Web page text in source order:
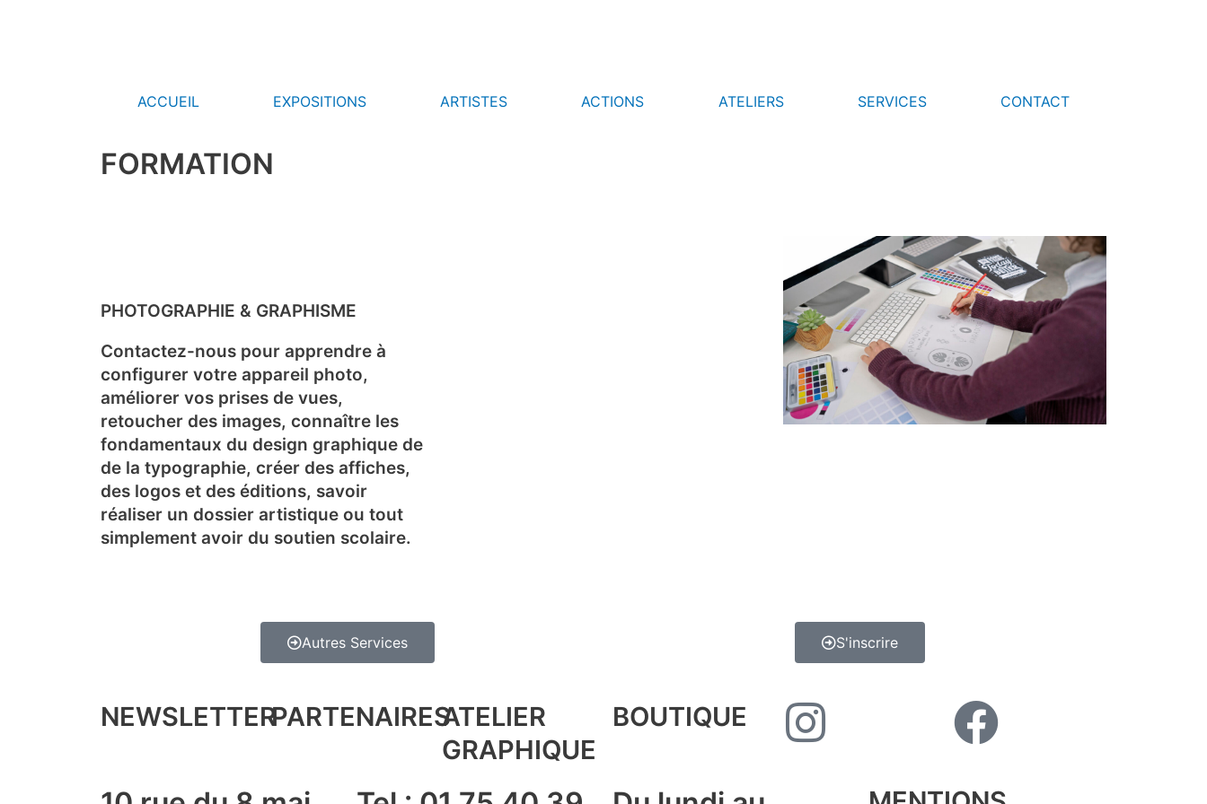
ACCUEIL EXPOSITIONS ARTISTES ACTIONS ATELIERS SERVICES CONTACT
FORMATION
PHOTOGRAPHIE & GRAPHISME
Contactez-nous pour apprendre à
configurer votre appareil photo,
améliorer vos prises de vues,
retoucher des images, connaître les
fondamentaux du design graphique de
de la typographie, créer des affiches,
des logos et des éditions, savoir
réaliser un dossier artistique ou tout
simplement avoir du soutien scolaire.
Autres Services S'inscrire
NEWSLETTERPARTENAIRESATELIER
GRAPHIQUE
BOUTIQUE